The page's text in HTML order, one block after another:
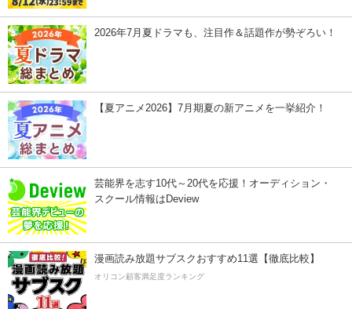
2026年7月夏ドラマも、注目作＆話題作が勢ぞろい！
【夏アニメ2026】7月期夏の新アニメを一挙紹介！
芸能界を志す10代～20代を応援！オーディション・
スクール情報はDeview
漫画読み放題サブスクおすすめ11選【徹底比較】
オリコン顧客満足度ランキング